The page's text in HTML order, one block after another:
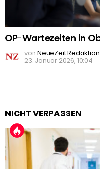
OP-Wartezeiten in
von NeueZeit Redaktion
23. Januar 2026, 10:04
NICHT VERPASSEN